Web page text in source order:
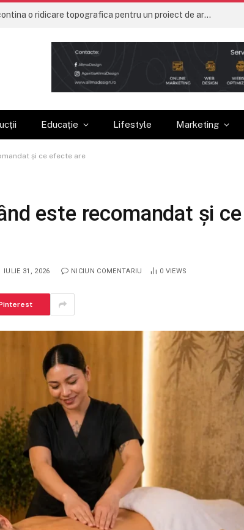
Ce trebuie sa contina o ridicare topografica pentru un proiect de arhitectura
Educație Lifestyle Marketing
și ce efecte are
este recomandat și ce
IULIE 31, 2026 NICIUN COMENTARIU 0 VIEWS